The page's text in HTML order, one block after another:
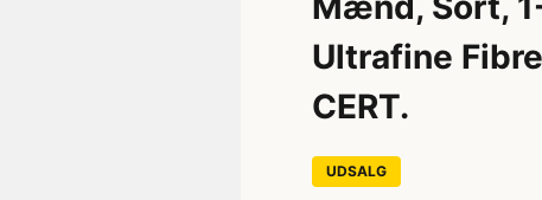
Ultrafine
CERT.
UDSALG